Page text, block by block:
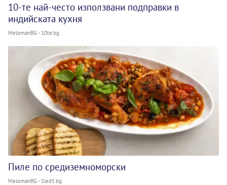
10-те най-често използвани подправки в
индийската кухня
MelomanBG - 10te.bg
Пиле по средиземноморски
MelomanBG - Sled5.bg